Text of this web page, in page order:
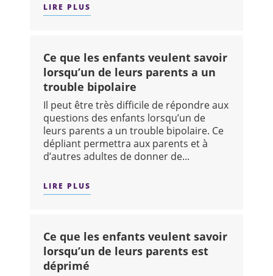
LIRE PLUS
Ce que les enfants veulent savoir
lorsqu’un de leurs parents a un
trouble bipolaire
Il peut être très difficile de répondre aux
questions des enfants lorsqu’un de
leurs parents a un trouble bipolaire. Ce
dépliant permettra aux parents et à
d’autres adultes de donner de...
LIRE PLUS
Ce que les enfants veulent savoir
lorsqu’un de leurs parents est
déprimé